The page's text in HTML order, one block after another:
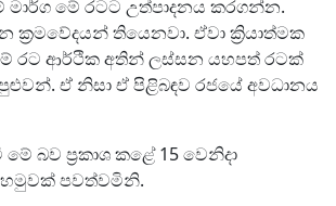
මාර්ග මේ රටට උත්පාදනය කරගන්න.
තියෙනවා. ඒවා ක්‍රියාත්මක
රට ආර්ථික අතින් ලස්සන යහපත් රටක්
ඒ නිසා ඒ පිළිබඳව රජයේ අවධානය
බව ප්‍රකාශ කළේ 15 වෙනිදා
හමුවක් පවත්වමිනි.